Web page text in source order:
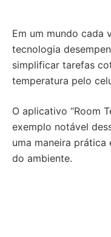
Em um mundo cada
tecnologia
simplificar tarefas
temperatura pelo
O aplicativo “Room
exemplo notável
uma maneira
do ambiente.